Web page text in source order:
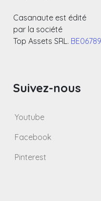
Casanaute est édité
par la société
Top Assets SRL.
Suivez-nous
Youtube
Facebook
Pinterest